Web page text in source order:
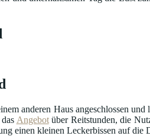
anderen Haus angeschlossen
Angebotüber Reitstunden, die
einen kleinen Leckerbissen auf